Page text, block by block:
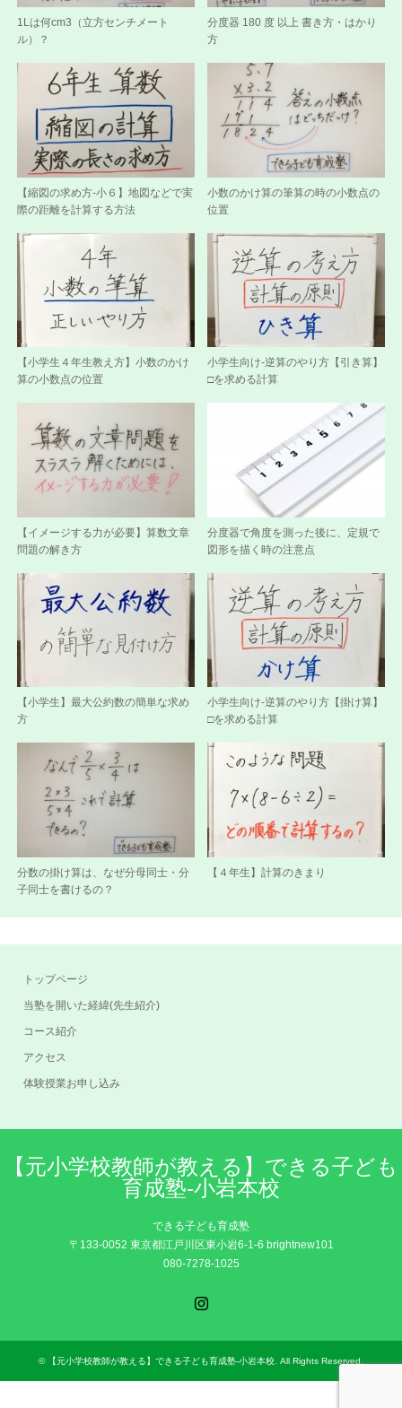
1Lは何cm3（立方センチメート
ル）？
分度器 180 度 以上 書き方・はかり
方
【縮図の求め方-小６】地図などで実
際の距離を計算する方法
小数のかけ算の筆算の時の小数点の
位置
【小学生４年生教え方】小数のかけ
算の小数点の位置
小学生向け-逆算のやり方【引き算】
□を求める計算
【イメージする力が必要】算数文章
問題の解き方
分度器で角度を測った後に、定規で
図形を描く時の注意点
【小学生】最大公約数の簡単な求め
方
小学生向け-逆算のやり方【掛け算】
□を求める計算
分数の掛け算は、なぜ分母同士・分
子同士を書けるの？
【４年生】計算のきまり
トップページ
当塾を開いた経緯(先生紹介)
コース紹介
アクセス
体験授業お申し込み
【元小学校教師が教える】できる子ども
育成塾-小岩本校
できる子ども育成塾
〒133-0052 東京都江戸川区東小岩6-1-6 brightnew101
080-7278-1025
© 【元小学校教師が教える】できる子ども育成塾-小岩本校 . All Rights Reserved.